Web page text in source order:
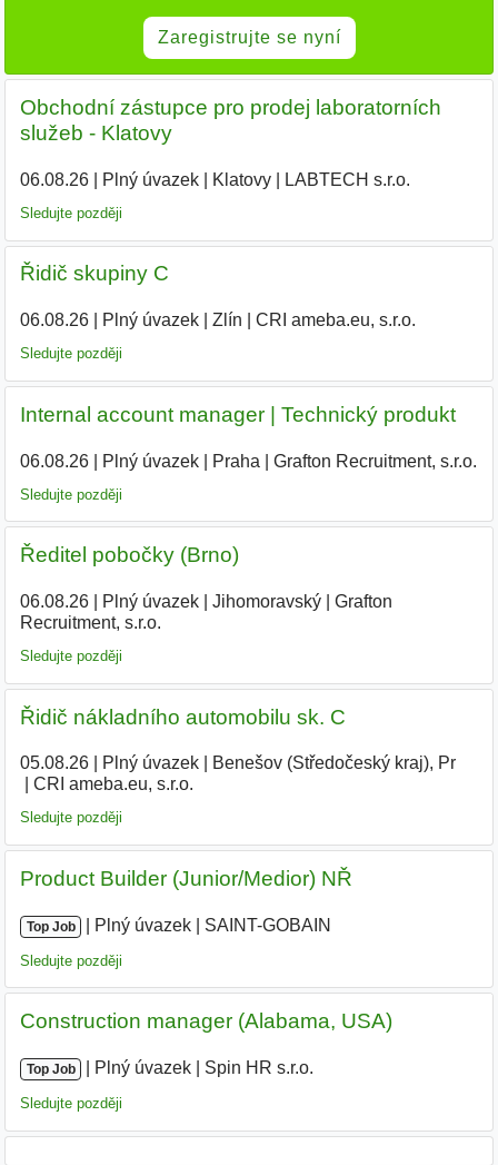
Zaregistrujte se nyní
Obchodní zástupce pro prodej laboratorních
služeb - Klatovy
06.08.26| Plný úvazek| Klatovy| LABTECH s.r.o.
Sledujte později
Řidič skupiny C
06.08.26| Plný úvazek| Zlín CRI ameba.eu, s.r.o.
Sledujte později
Internal account manager | Technický produkt
06.08.26| Plný úvazek| Praha Grafton Recruitment, s.r.o.
Sledujte později
Ředitel pobočky (Brno)
06.08.26| Plný úvazek| Jihomoravský|
Grafton
Recruitment, s.r.o.
Sledujte později
Řidič nákladního automobilu sk. C
05.08.26| Plný úvazek| Benešov (Středočeský kraj), Pr|
CRI ameba.eu, s.r.o.
Sledujte později
Product Builder (Junior/Medior) NŘ
Top Job Plný úvazek SAINT-GOBAIN
Sledujte později
Construction manager (Alabama, USA)
Top Job Plný úvazek Spin HR s.r.o.
Sledujte později